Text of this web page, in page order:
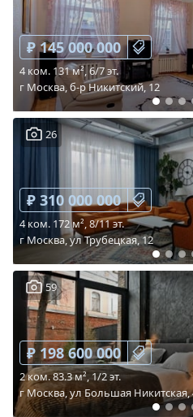
₽ 145 000 000
4 ком. 131 м², 6/7 эт.
г Москва, б-р Никитский, 12
26
₽ 310 000 000
4 ком. 172 м², 8/11 эт.
г Москва, ул Трубецкая, 12
59
₽ 198 600 000
2 ком. 83.3 м², 1/2 эт.
г Москва, ул Большая Никитская,